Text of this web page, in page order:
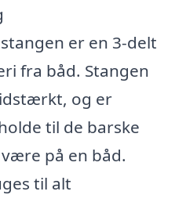
er en 3-delt
fra båd. Stangen
og er
til de barske
på en båd.
til alt